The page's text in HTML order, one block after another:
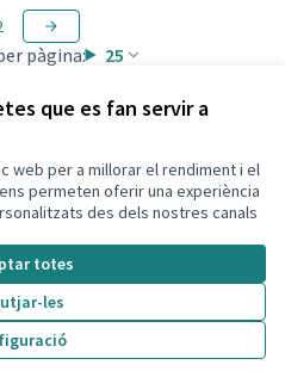
que es fan servir a
web per a millorar el rendiment i el
permeten oferir una experiència
des dels nostres canals
totes
les
pàgina: 25
GitHub
Amb
(Enllaç